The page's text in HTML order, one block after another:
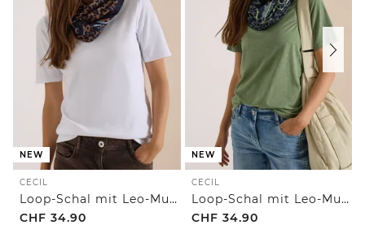
NEW
CECIL
Loop-Schal mit Leo-Muster
CHF 34.90
NEW
CECIL
Loop-Schal mit Leo-Muster
CHF 34.90